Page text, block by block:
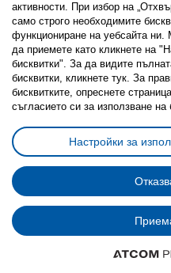
FacebookTwitterYoutube
Политика за
Избор на настройки
Условия за ползване на ikea.bg
Политика за защита
Общи условия на
Политика за защита на
© Inter-IKEA
активности. При избор на
само строго необходимитe
функциониране на уебсайта ни.
да приемете като кликнете на
бисквитки". За да видите
бисквитки, кликнете тук. За
бисквитките, опреснете
съгласието си за използване на
Настройки за